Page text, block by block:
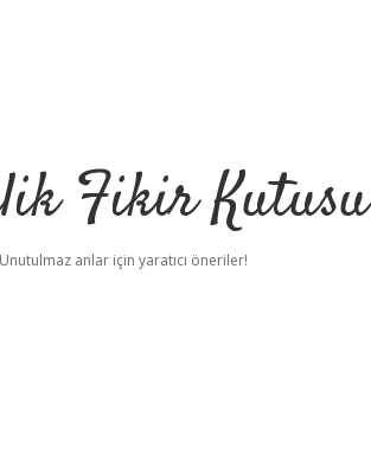
Fikir Kutusu
Unutulmaz anlar için yaratıcı öneriler!